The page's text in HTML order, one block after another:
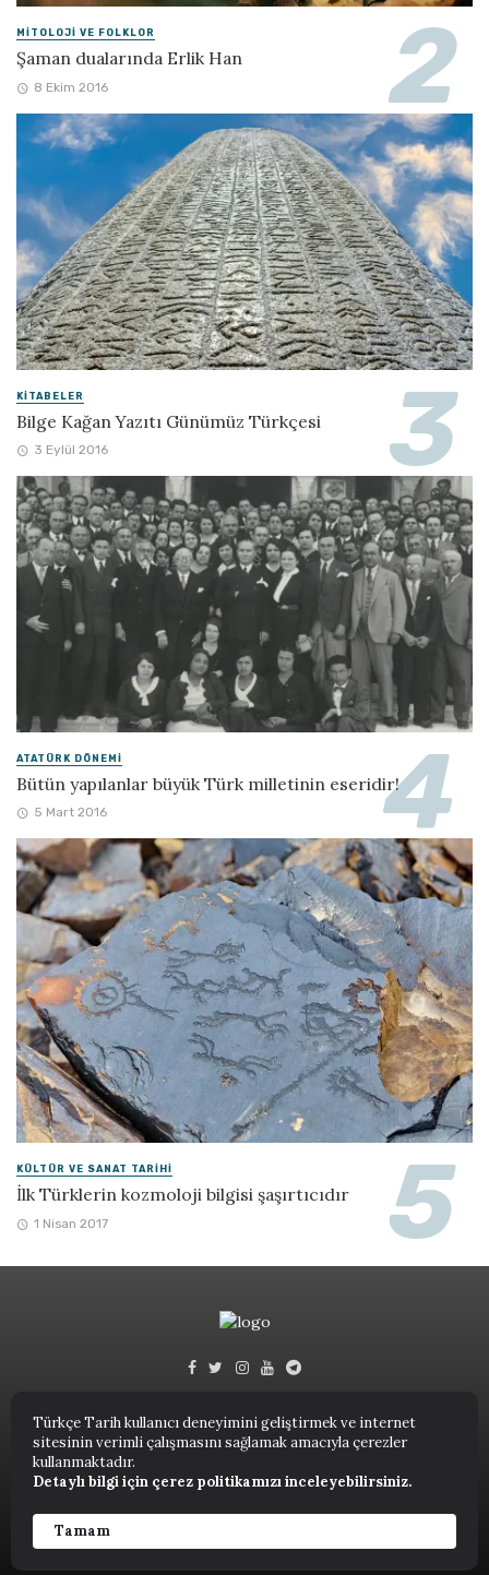
Türkçe Tarih kullanıcı deneyimini geliştirmek ve internet
sitesinin verimli çalışmasını sağlamak amacıyla çerezler
kullanmaktadır.
Detaylı bilgi için çerez politikamızı inceleyebilirsiniz.
Tamam
MITOLOJI VE FOLKLOR
Şaman dualarında Erlik Han
8 Ekim 2016
KITABELER
Bilge Kağan Yazıtı Günümüz Türkçesi
3 Eylül 2016
ATATÜRK DÖNEMI
Bütün yapılanlar büyük Türk milletinin eseridir!
5 Mart 2016
KÜLTÜR VE SANAT TARIHI
İlk Türklerin kozmoloji bilgisi şaşırtıcıdır
1 Nisan 2017
Türkçe Tarih © 2023.
TARIH TERIMLERI SÖZLÜĞÜ